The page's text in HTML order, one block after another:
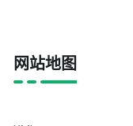
网站地图